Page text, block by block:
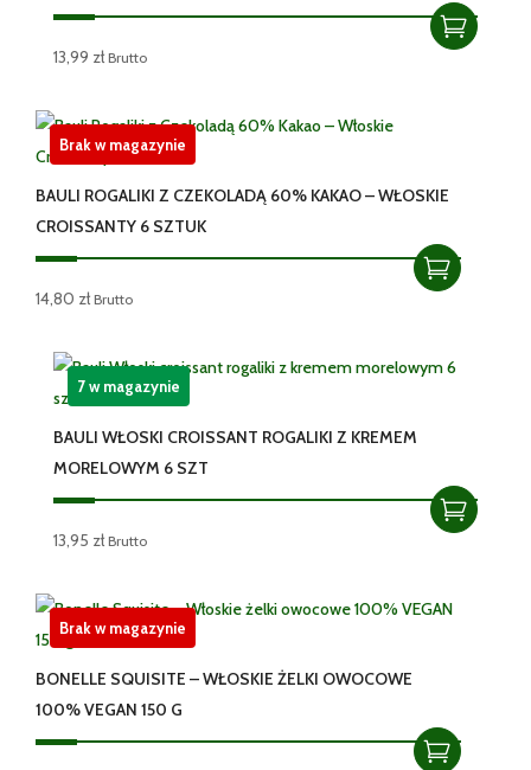
13,99 zł Brutto
BAULI ROGALIKI Z CZEKOLADĄ 60% KAKAO – WŁOSKIE
CROISSANTY 6 SZTUK
14,80 zł Brutto
Brak w magazynie
BAULI WŁOSKI CROISSANT ROGALIKI Z KREMEM
MORELOWYM 6 SZT
13,95 zł Brutto
7 w magazynie
BONELLE SQUISITE – WŁOSKIE ŻELKI OWOCOWE
100% VEGAN 150 G
Brak w magazynie